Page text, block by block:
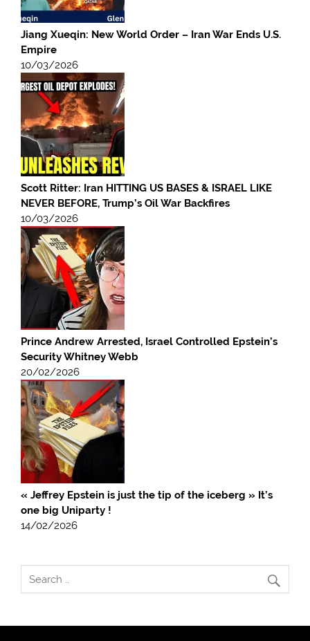
Jiang Xueqin: New World Order – Iran War Ends U.S.
Empire
10/03/2026
Scott Ritter: Iran HITTING US BASES & ISRAEL LIKE
NEVER BEFORE, Trump’s Oil War Backfires
10/03/2026
Prince Andrew Arrested, Israel Controlled Epstein’s
Security Whitney Webb
20/02/2026
« Jeffrey Epstein is just the tip of the iceberg » It’s
one big Uniparty !
14/02/2026